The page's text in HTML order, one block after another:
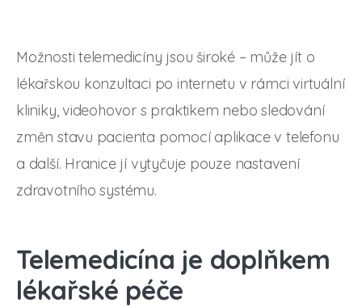
Možnosti telemedicíny jsou široké – může jít o
lékařskou konzultaci po internetu v rámci virtuální
kliniky, videohovor s praktikem nebo sledování
změn stavu pacienta pomocí aplikace v telefonu
a další. Hranice jí vytyčuje pouze nastavení
zdravotního systému.
Telemedicína je doplňkem
lékařské péče